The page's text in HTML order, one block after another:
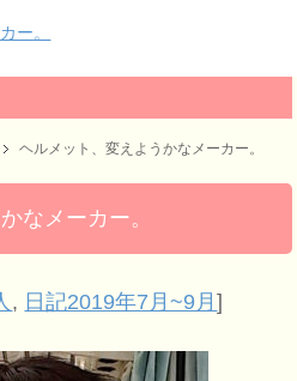
ー。
ヘルメット、変えようかなメーカー。
なメーカー。
, 日記2019年7月~9月]